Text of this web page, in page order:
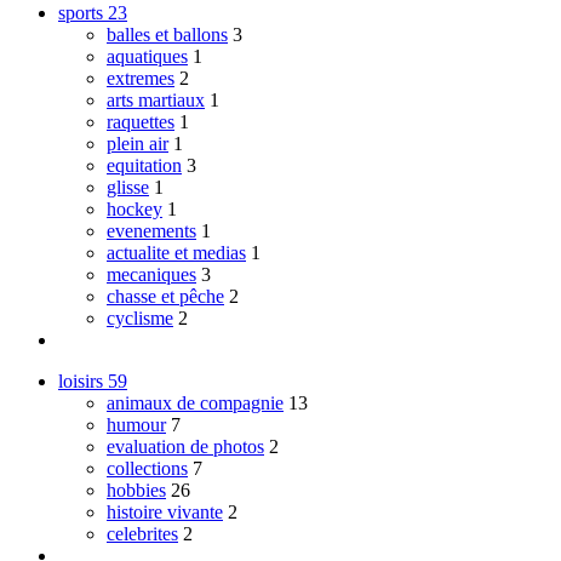
sports 23
balles et ballons 3
aquatiques 1
extremes 2
arts martiaux 1
raquettes 1
plein air 1
equitation 3
glisse 1
hockey 1
evenements 1
actualite et medias 1
mecaniques 3
chasse et pêche 2
cyclisme 2
loisirs 59
animaux de compagnie 13
humour 7
evaluation de photos 2
collections 7
hobbies 26
histoire vivante 2
celebrites 2